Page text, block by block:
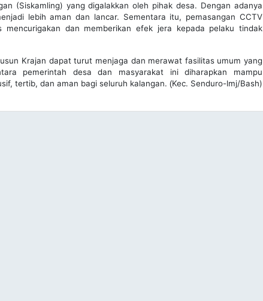
(Siskamling) yang digalakkan oleh pihak desa. Dengan adanya
lebih aman dan lancar. Sementara itu, pemasangan CCTV
mencurigakan dan memberikan efek jera kepada pelaku tindak
Krajan dapat turut menjaga dan merawat fasilitas umum yang
pemerintah desa dan masyarakat ini diharapkan mampu
tertib, dan aman bagi seluruh kalangan. (Kec. Senduro-lmj/Bash)